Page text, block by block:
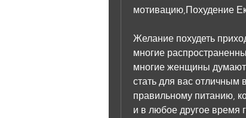
мотивацию,Похудение
Желание похудеть
многие
многие женщины
стать для вас отличным
правильному питанию,
и в любое другое время